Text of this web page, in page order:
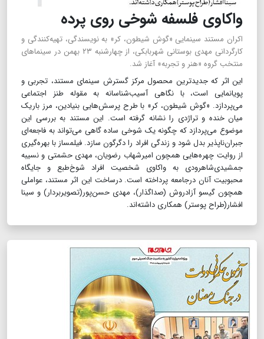
واکاوی فلسفه شوخی روی پرده
اکران مستند سینمایی «گوش شیطون، کر» به نویسندگی، تهیه‌کنندگی و
کارگردانی مهدی بوستانی شهربابکی، از چهارشنبه ۲۳ بهمن در سینماهای
منتخب گروه «هنر و تجربه» آغاز شد.
این اثر که جدیدترین محصول مرکز گسترش سینمای مستند، تجربی و
پویانمایی است، با نگاهی آسیب‌شناسانه به مقوله طنز اجتماعی
می‌پردازد. «گوش شیطون، کر» با طرح پرسش‌هایی بنیادین، مرز باریک
میان خنده و تراژدی را نشانه گرفته است. این مستند به بررسی این
موضوع می‌پردازد که چگونه یک شوخی ساده گاهی می‌تواند به فاجعه‌ای
جبران‌ناپذیر بدل شود و زندگی افراد را دگرگون سازد. فیلمساز با بهره‌گیری
از روایت چهره‌هایی همچون امیرشهاب رضویان، مهدی حشمتی و نسیبه
جمشیدی‌شاهرودی به واکاوی شخصیت افراد شوخ‌طبع و جایگاه
محبوبیت آنان درجامعه پرداخته است. درساخت این اثر مستند، عواملی
همچون گیسو آزادروش (صداگذار)، مهدی حسن‌پور‌(تصویربردار) و سینا
افشار‌(طراح پوستر) همکاری داشته‌اند.